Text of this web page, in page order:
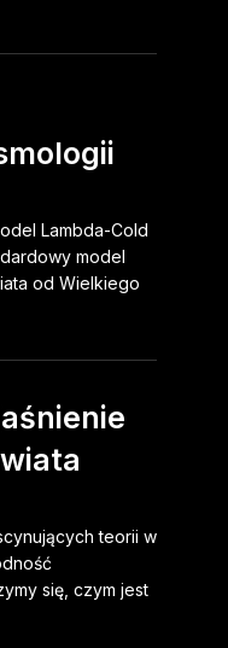
Lambda-Cold
model
od Wielkiego
teorii w
się, czym jest